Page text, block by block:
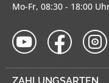
Mo-Fr, 08:30 - 18:00